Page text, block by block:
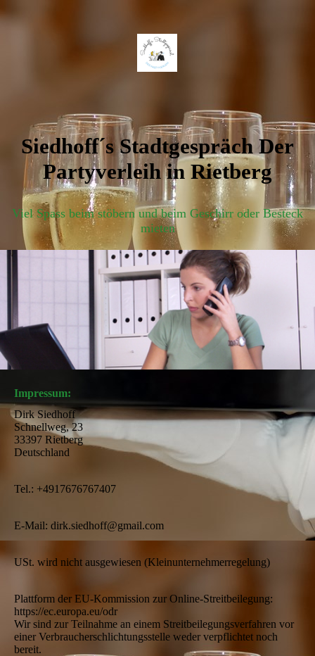
Siedhoff´s Stadtgespräch Der
Partyverleih in Rietberg
Viel Spass beim stöbern und beim Geschirr oder Besteck
mieten
Impressum:
Dirk Siedhoff
Schnellweg, 23
33397 Rietberg
Deutschland
Tel.: +4917676767407
E-Mail: dirk.siedhoff@gmail.com
USt. wird nicht ausgewiesen (Kleinunternehmerregelung)
Plattform der EU-Kommission zur Online-Streitbeilegung:
https://ec.europa.eu/odr
Wir sind zur Teilnahme an einem Streitbeilegungsverfahren vor
einer Verbraucherschlichtungsstelle weder verpflichtet noch
bereit.